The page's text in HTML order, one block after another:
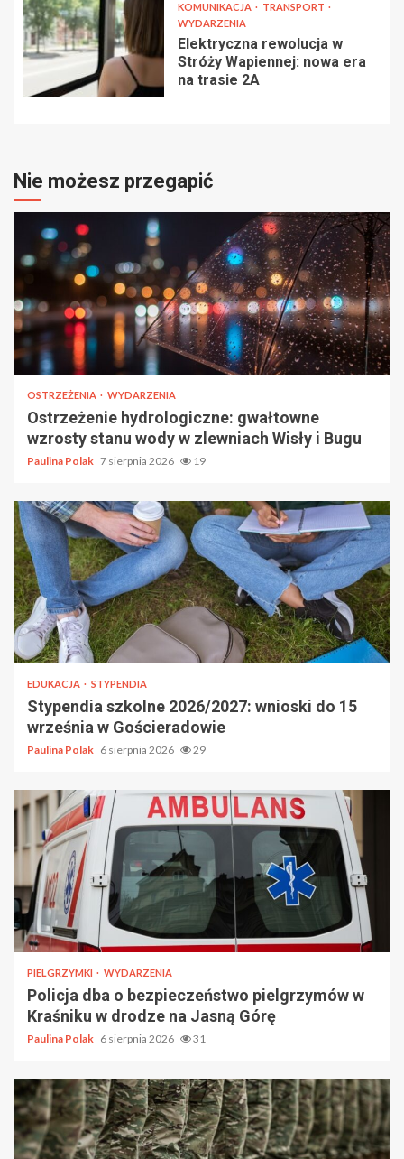
KOMUNIKACJA
TRANSPORT
WYDARZENIA
Elektryczna rewolucja w
Stróży Wapiennej: nowa era
na trasie 2A
Nie możesz przegapić
OSTRZEŻENIA WYDARZENIA
Ostrzeżenie hydrologiczne: gwałtowne
wzrosty stanu wody w zlewniach Wisły i Bugu
Paulina Polak 7 sierpnia 2026 19
EDUKACJA STYPENDIA
Stypendia szkolne 2026/2027: wnioski do 15
września w Gościeradowie
Paulina Polak 6 sierpnia 2026 29
PIELGRZYMKI WYDARZENIA
Policja dba o bezpieczeństwo pielgrzymów w
Kraśniku w drodze na Jasną Górę
Paulina Polak 6 sierpnia 2026 31